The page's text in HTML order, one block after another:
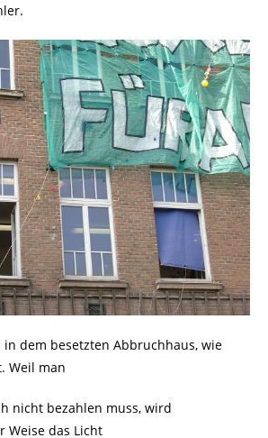
in dem besetzten Abbruchhaus, wie
Weil man
nicht bezahlen muss, wird
Weise das Licht